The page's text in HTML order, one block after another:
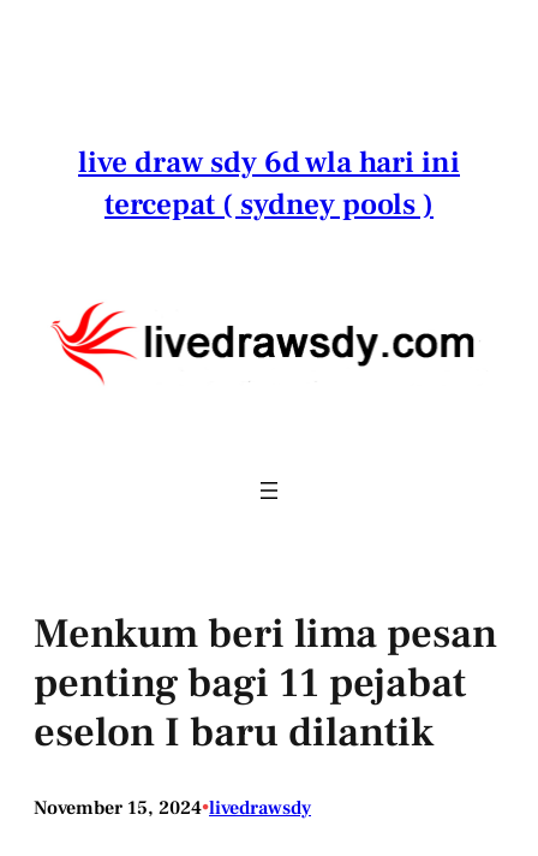
live draw sdy 6d wla hari ini
tercepat ( sydney pools )
Menkum beri lima pesan
penting bagi 11 pejabat
eselon I baru dilantik
November 15, 2024•livedrawsdy